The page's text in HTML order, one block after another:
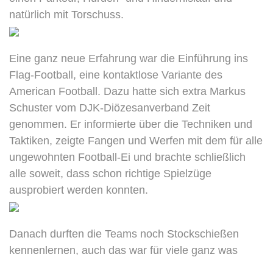
natürlich mit Torschuss.
Eine ganz neue Erfahrung war die Einführung ins
Flag-Football, eine kontaktlose Variante des
American Football. Dazu hatte sich extra Markus
Schuster vom DJK-Diözesanverband Zeit
genommen. Er informierte über die Techniken und
Taktiken, zeigte Fangen und Werfen mit dem für alle
ungewohnten Football-Ei und brachte schließlich
alle soweit, dass schon richtige Spielzüge
ausprobiert werden konnten.
Danach durften die Teams noch Stockschießen
kennenlernen, auch das war für viele ganz was